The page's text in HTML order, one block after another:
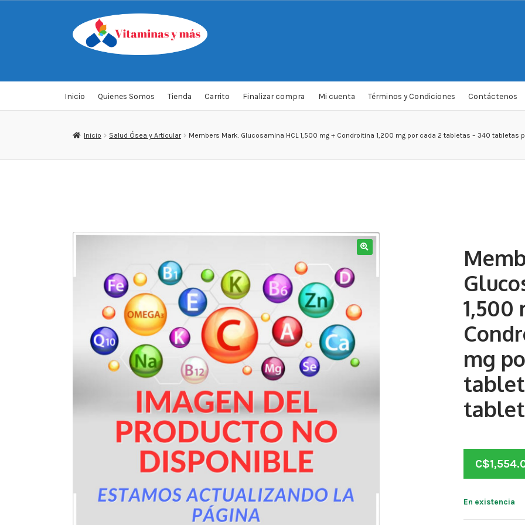
Saltar
a
navegación
al
contenido
Inicio Quienes Somos Tienda Carrito Finalizar compra Mi cuenta Términos y Condiciones Contáctenos
Inicio Salud Ósea y Articular Members Mark. Glucosamina HCL 1,500 mg + Condroitina 1,200 mg por cada 2 tabletas – 340 tabletas
1,500
mg
C$
En existencia